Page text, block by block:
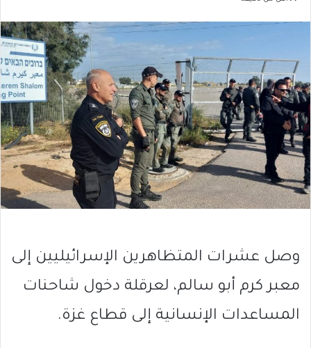
وصل عشرات المتظاهرين الإسرائيليين إلى
معبر كرم أبو سالم، لعرقلة دخول شاحنات
المساعدات الإنسانية إلى قطاع غزة.